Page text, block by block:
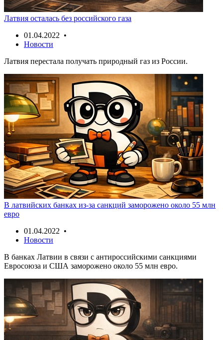
Латвия осталась без российского газа
01.04.2022 •
Новости
Латвия перестала получать природный газ из России.
В латвийских банках из-за санкций заморожено около 55 млн
евро
01.04.2022 •
Новости
В банках Латвии в связи с антироссийскими санкциями
Евросоюза и США заморожено около 55 млн евро.